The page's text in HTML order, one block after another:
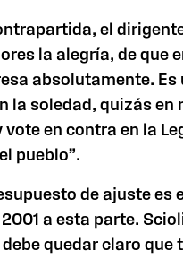
el
la alegría, de que
absolutamente. Es
la soledad, quizás
vote en contra en la
pueblo”.
de ajuste es
2001 a esta parte.
quedar claro